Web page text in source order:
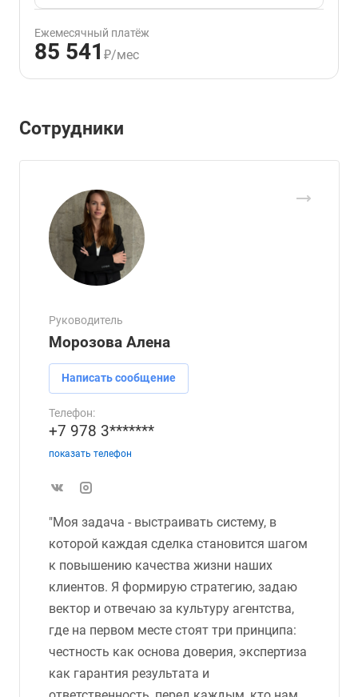
Ежемесячный платёж
85 541 ₽/мес
Сотрудники
Руководитель
Морозова Алена
Написать сообщение
Телефон:
+7 978 3*******
показать телефон
"Моя задача - выстраивать систему, в
которой каждая сделка становится шагом
к повышению качества жизни наших
клиентов. Я формирую стратегию, задаю
вектор и отвечаю за культуру агентства,
где на первом месте стоят три принципа:
честность как основа доверия, экспертиза
как гарантия результата и